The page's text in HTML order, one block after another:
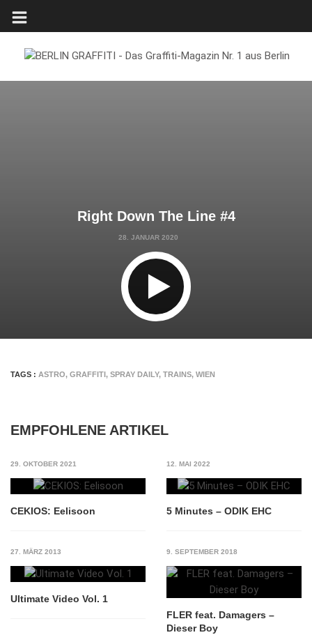
Right Down The Line #4
28. JANUAR 2020
TAGS : ASTRO, GRAFFITI, SPRAY DAILY, TRAINS, WIEN
EMPFOHLENE ARTIKEL
29. OKTOBER 2021
CEKIOS: Eelisoon
12. MAI 2022
5 Minutes – ODIK EHC
27. MÄRZ 2013
Ultimate Video Vol. 1
9. SEPTEMBER 2018
FLER feat. Damagers –
Dieser Boy